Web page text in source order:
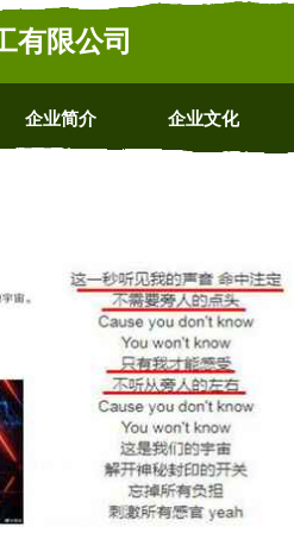
有限公司
企业简介 企业文化